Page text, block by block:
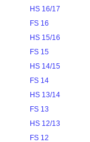
HS 16/17
FS 16
HS 15/16
FS 15
HS 14/15
FS 14
HS 13/14
FS 13
HS 12/13
FS 12